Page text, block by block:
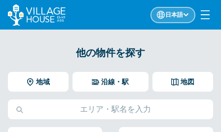
日本語
他の物件を探す
地域 地図
沿線・駅